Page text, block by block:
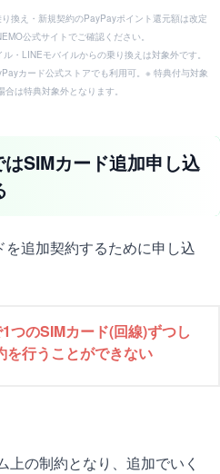
換え・新規契約のPayPayポイント還元額は改定
公式サイトでご確認ください。
・LINEモバイルからの乗り換えは対象外です。
カード公式ストアでも利用可。※ 特典付与対象
は特典対象外となります。
SIMカード追加申し込
追加契約するために申し込
つのSIMカード(回線)ずつし
を行うことができない
上の制約となり、追加でいく